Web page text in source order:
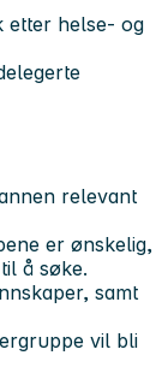
etter helse- og
relevant
er ønskelig,
å søke.
samt
vil bli